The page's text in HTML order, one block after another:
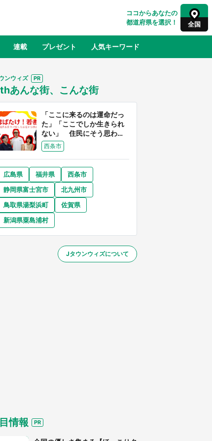
ココからあなたの
都道府県を選択！
全国
山形 福島
千葉 東京 神奈川
奈良 和歌山
山口
大分 宮崎
連載 プレゼント 人気キーワード
と納税
日向翔陽＆影山飛雄が笹かまを食べ
る！ アニメ『ハイキュー！！』×老
舗「鐘崎」コラボで限定グッズも【8
／1～31】
ンウィズ
あんな街、こんな街
「ここに来るのは運命だっ
た」「ここでしか生きられ
ない」 住民にそう思わせ
る離島「粟島」の魅力【移
住婚受付中】
西条市
広島県 福井県
西条市
静岡県富士宮市
北九州市
鳥取県湯梨浜町
佐賀県
新潟県粟島浦村
Jタウンウィズについて
情報